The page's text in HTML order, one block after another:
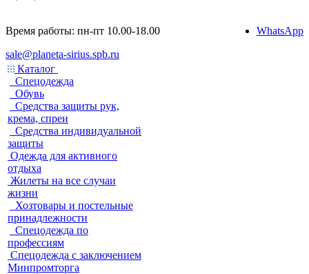
Время работы: пн-пт 10.00-18.00
sale@planeta-sirius.spb.ru
WhatsApp
Каталог
Спецодежда
Обувь
Средства защиты рук,
крема, спреи
Средства индивидуальной
защиты
Одежда для активного
отдыха
Жилеты на все случаи
жизни
Хозтовары и постельные
принадлежности
Спецодежда по
профессиям
Спецодежда с заключением
Минпромторга